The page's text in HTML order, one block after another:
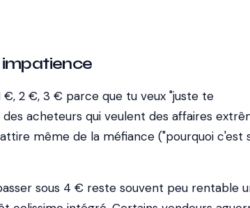
impatience
€, 2 €, 3 € parce que tu veux "juste te
acheteurs qui veulent des affaires
même de la méfiance ("pourquoi c'est
sous 4 € reste souvent peu rentable